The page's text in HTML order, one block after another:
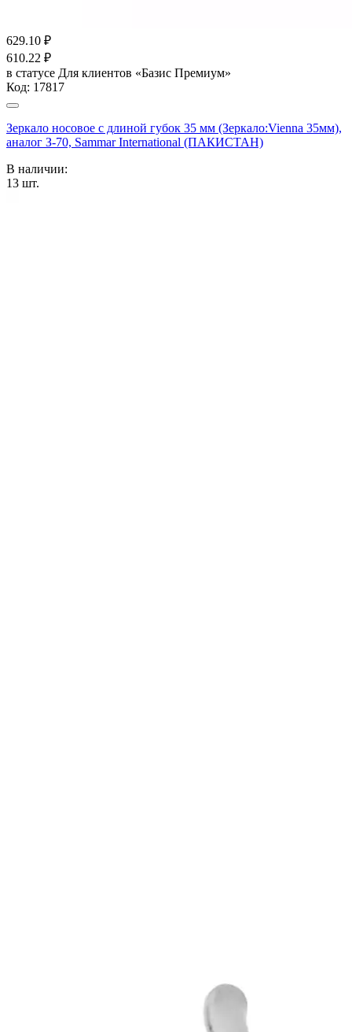
629.10 ₽
610.22 ₽
в статусе Для клиентов «Базис Премиум»
Код: 17817
Зеркало носовое с длиной губок 35 мм (Зеркало:Vienna 35мм),
аналог З-70, Sammar International (ПАКИСТАН)
В наличии:
13 шт.